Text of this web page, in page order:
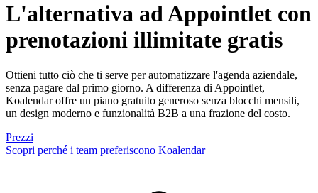
L'alternativa ad Appointlet con
prenotazioni illimitate gratis
Ottieni tutto ciò che ti serve per automatizzare l'agenda aziendale,
senza pagare dal primo giorno. A differenza di Appointlet,
Koalendar offre un piano gratuito generoso senza blocchi mensili,
un design moderno e funzionalità B2B a una frazione del costo.
Prezzi
Scopri perché i team preferiscono Koalendar